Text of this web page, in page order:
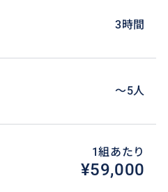
3時間
〜5人
1組あたり
¥59,000